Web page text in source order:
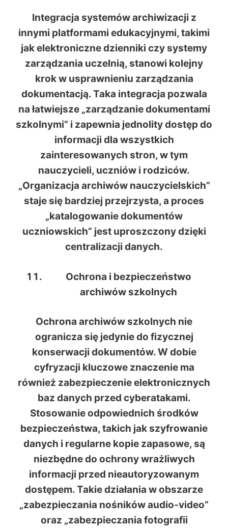
Integracja systemów archiwizacji z
innymi platformami edukacyjnymi, takimi
jak elektroniczne dzienniki czy systemy
zarządzania uczelnią, stanowi kolejny
krok w usprawnieniu zarządzania
dokumentacją. Taka integracja pozwala
na łatwiejsze „zarządzanie dokumentami
szkolnymi” i zapewnia jednolity dostęp do
informacji dla wszystkich
zainteresowanych stron, w tym
nauczycieli, uczniów i rodziców.
„Organizacja archiwów nauczycielskich”
staje się bardziej przejrzysta, a proces
„katalogowanie dokumentów
uczniowskich” jest uproszczony dzięki
centralizacji danych.
Ochrona i bezpieczeństwo
archiwów szkolnych
Ochrona archiwów szkolnych nie
ogranicza się jedynie do fizycznej
konserwacji dokumentów. W dobie
cyfryzacji kluczowe znaczenie ma
również zabezpieczenie elektronicznych
baz danych przed cyberatakami.
Stosowanie odpowiednich środków
bezpieczeństwa, takich jak szyfrowanie
danych i regularne kopie zapasowe, są
niezbędne do ochrony wrażliwych
informacji przed nieautoryzowanym
dostępem. Takie działania w obszarze
„zabezpieczania nośników audio-video”
oraz „zabezpieczania fotografii